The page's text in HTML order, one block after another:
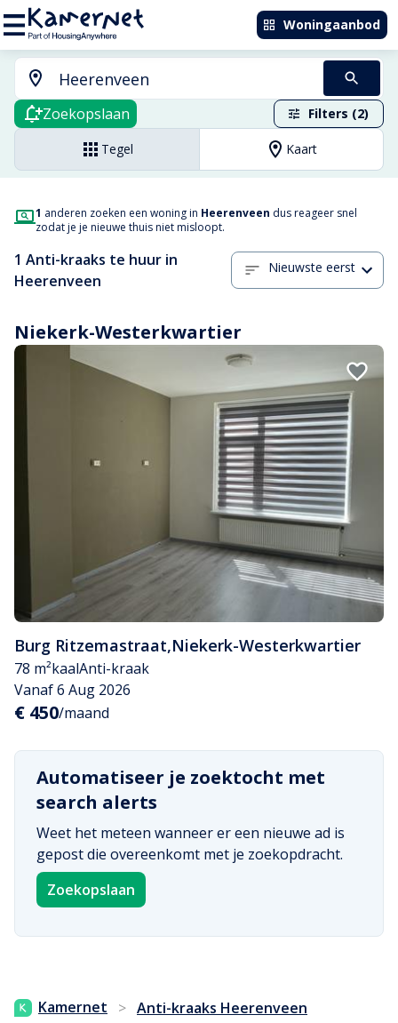
Woningaanbod
Zoekopslaan Filters (2)
Tegel Kaart
1 anderen zoeken een woning in Heerenveen dus reageer snel
zodat je je nieuwe thuis niet misloopt.
1 Anti-kraaks te huur in
Heerenveen
Nieuwste eerst
Niekerk-Westerkwartier
Burg Ritzemastraat,Niekerk-Westerkwartier
78 m²kaalAnti-kraak
Vanaf 6 Aug 2026
€ 450/maand
Automatiseer je zoektocht met
search alerts
Weet het meteen wanneer er een nieuwe ad is
gepost die overeenkomt met je zoekopdracht.
Zoekopslaan
Kamernet > Anti-kraaks Heerenveen